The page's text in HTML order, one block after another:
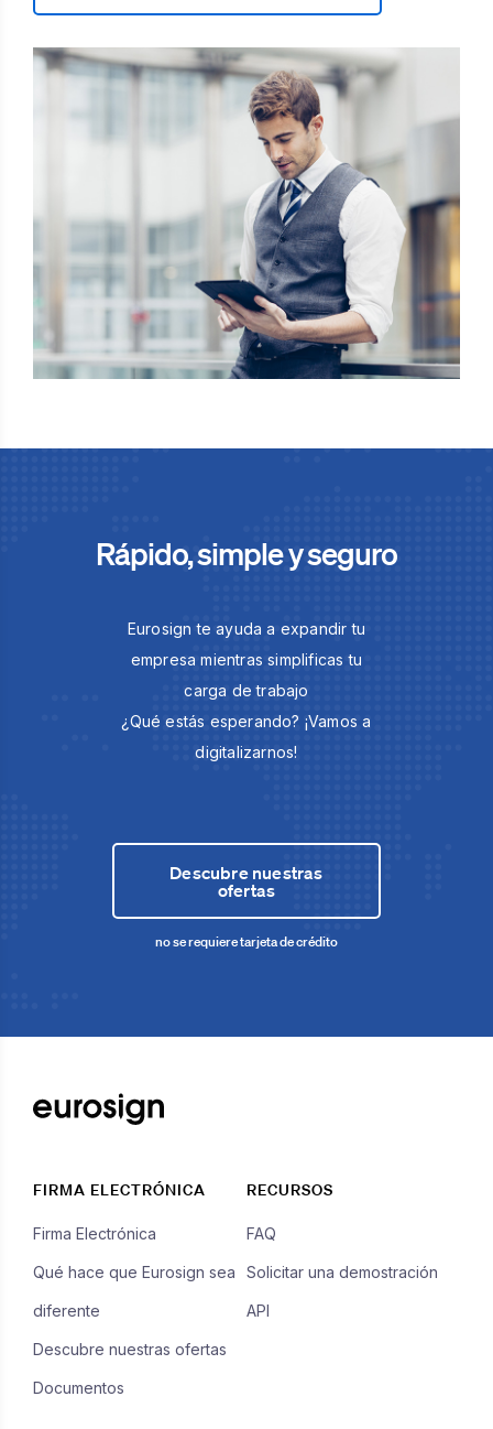
Rápido, simple y seguro
Eurosign te ayuda a expandir tu
empresa mientras simplificas tu
carga de trabajo
¿Qué estás esperando? ¡Vamos a
digitalizarnos!
Descubre nuestras
ofertas
no se requiere tarjeta de crédito
FIRMA ELECTRÓNICA
Firma Electrónica
Qué hace que Eurosign sea
diferente
Descubre nuestras ofertas
Documentos
RECURSOS
FAQ
Solicitar una demostración
API